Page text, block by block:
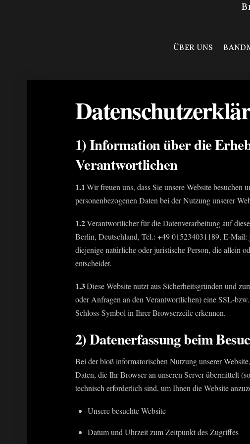
ÜBER UNS
1) Information über die
Verantwortlichen
1.1Wir freuen uns, dass Sie unsere Website
personenbezogenen Daten bei der Nutzung unserer
1.2Verantwortlicher für die Datenverarbeitung auf
Berlin, Deutschland, Tel.: +49 015234031189, E-Mail:
diejenige natürliche oder juristische Person, die allein
entscheidet.
1.3Diese Website nutzt aus Sicherheitsgründen und
oder Anfragen an den Verantwortlichen) eine SSL-
Schloss-Symbol in Ihrer Browserzeile erkennen.
2) Datenerfassung beim
Bei der bloß informatorischen Nutzung unserer
Daten, die Ihr Browser an unseren Server übermittelt
technisch erforderlich sind, um Ihnen die Website
Unsere besuchte Website
Datum und Uhrzeit zum Zeitpunkt des Zugriffes